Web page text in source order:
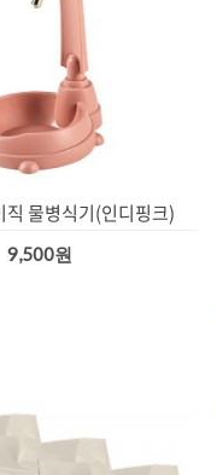
직 물병식기(인디핑크)
9,500원